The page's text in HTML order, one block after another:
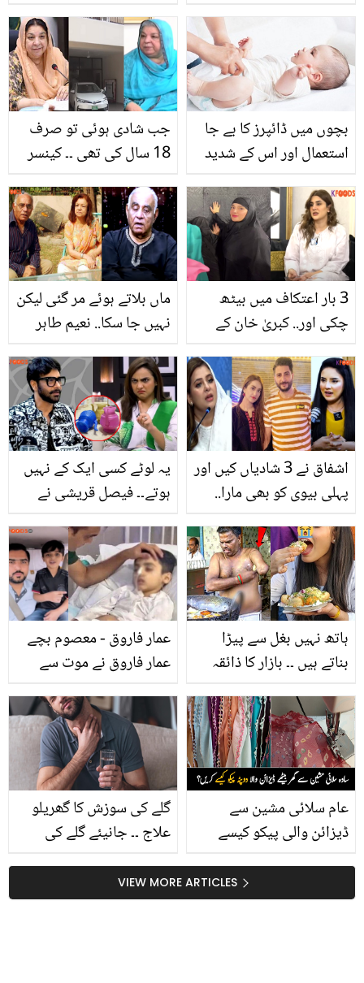
جب شادی ہوئی تو صرف
18 سال کی تھی ۔۔ کینسر
یاسمین راشد کی زندگی کی
حیرت انگیز کہانی جو بہت
کم لوگ جانتے ہیں
بچوں میں ڈائپرز کا بے جا
استعمال اور اس کے شدید
ماں بلاتے ہوئے مر گئی لیکن
نہیں جا سکا.. نعیم طاہر
ہوئے آبدیدہ ہوگئے
3 بار اعتکاف میں بیٹھ
چکی اور.. کبریٰ خان کے
کے رویے سے متعلق دل دکھا
دینے والے انکشافات
یہ لوٹے کسی ایک کے نہیں
ہوتے۔۔ فیصل قریشی نے
دیتے ہوئے کیا کہا؟
اشفاق نے 3 شادیاں کیں اور
پہلی بیوی کو بھی مارا..
رابعہ انعم پھٹ پڑیں
عمار فاروق - معصوم بچے
عمار فاروق نے موت سے
کیا کہے تھے
ہاتھ نہیں بغل سے پیڑا
بناتے ہیں ۔۔ بازار کا ذائقہ
بھی کرتے ہیں، دیکھیں
ویڈیو
گلے کی سوزش کا گھریلو
علاج ۔۔ جانیئے گلے کی
سیب کا سرکا استعمال کرنے
کے چند مختلف طریقے جو
عام سلائی مشین سے
ڈیزائن والی پیکو کیسے
پیکو کرنے کا ایسا آسان
طریقہ جو وقت کے ساتھ
VIEW MORE ARTICLES